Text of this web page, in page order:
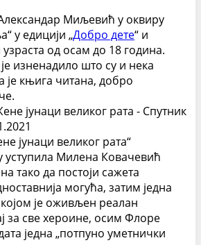
Миљевић у оквиру
у едицији „Добро дете“ и
од осам до 18 година.
изненадило што су и нека
је књига читана, добро
јунаци великог рата“
Милена Ковачевић
тако да постоји сажета
могућа, затим једна
је оживљен реалан
за све хероине, осим Флоре
једна „потпуно уметнички